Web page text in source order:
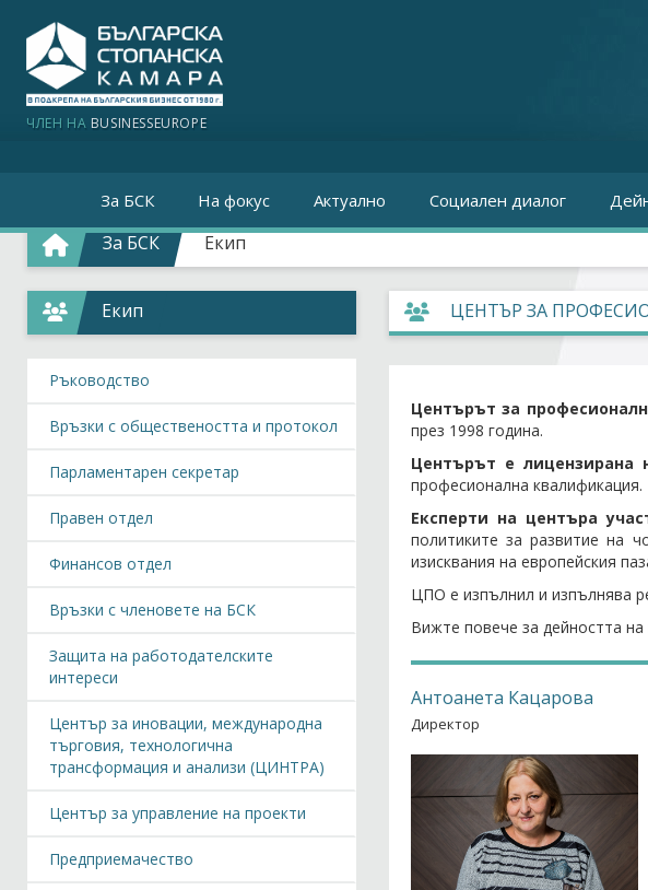
ЧЛЕН НА BUSINESSEUROPE
За БСК На фокус Актуално Социален диалог
За БСК Екип
ЦЕНТЪР ЗА
Центърът за
през 1998 година.
Центърът е лицензирана
професионална квалификация.
Експерти на центъра
политиките за развитие на
изисквания на европейския
ЦПО е изпълнил и изпълнява
Вижте повече за дейността
Антоанета Кацарова
Директор
Екип
Ръководство
Връзки с обществеността и протокол
Парламентарен секретар
Правен отдел
Финансов отдел
Връзки с членовете на БСК
Защита на работодателските
интереси
Център за иновации, международна
търговия, технологична
трансформация и анализи (ЦИНТРА)
Център за управление на проекти
Предприемачество